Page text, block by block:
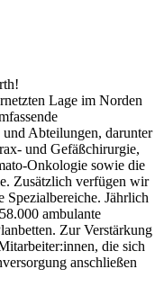
Lage im Norden
Abteilungen, darunter
und Gefäßchirurgie,
Onkologie sowie die
Zusätzlich verfügen wir
Spezialbereiche. Jährlich
ambulante
Zur Verstärkung
die sich
anschließen